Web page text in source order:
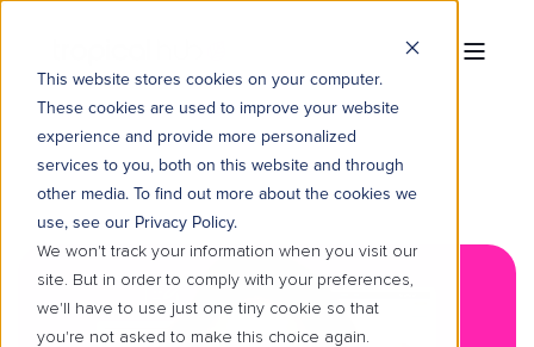
This website stores cookies on your computer.
These cookies are used to improve your website
experience and provide more personalized
services to you, both on this website and through
other media. To find out more about the cookies we
use, see our Privacy Policy.
We won't track your information when you visit our
site. But in order to comply with your preferences,
we'll have to use just one tiny cookie so that
you're not asked to make this choice again.